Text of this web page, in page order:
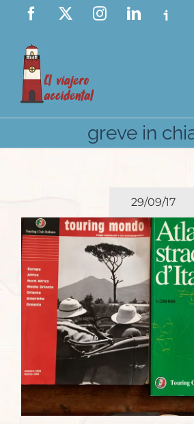
Saltar
contenido
Facebook InstagramLinkedIn
Ivoox
greve in
29/09/17